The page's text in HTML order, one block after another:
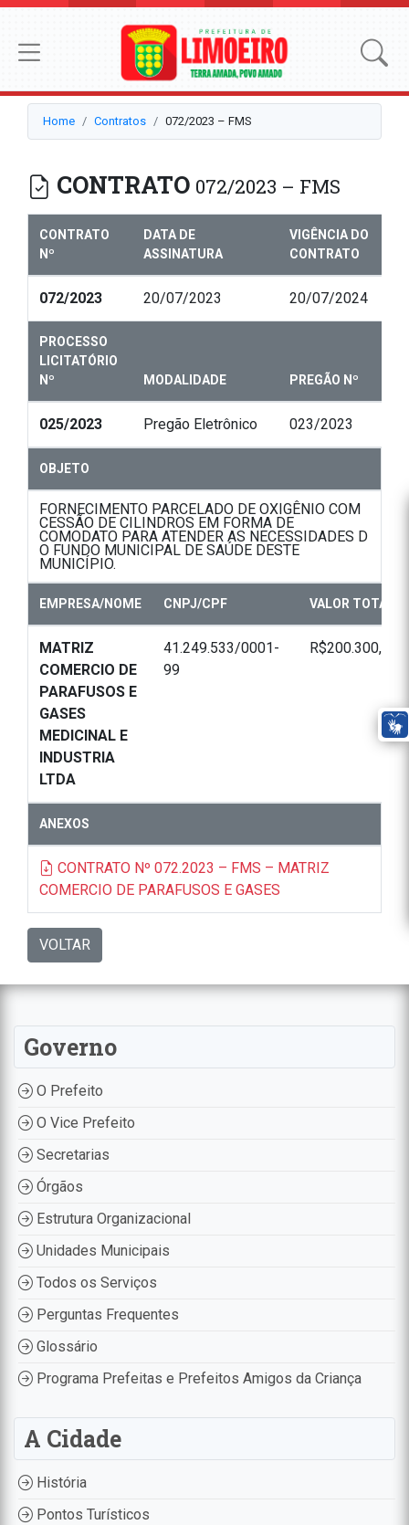
Home Contratos 072/2023 – FMS
CONTRATO 072/2023 – FMS
CONTRATO
Nº
DATA DE
ASSINATURA
VIGÊNCIA DO
CONTRATO
072/2023 20/07/2023 20/07/2024
PROCESSO
LICITATÓRIO
Nº
MODALIDADE PREGÃO Nº
025/2023 Pregão Eletrônico 023/2023
OBJETO
FORNECIMENTO PARCELADO DE OXIGÊNIO COM
CESSÃO DE CILINDROS EM FORMA DE
COMODATO PARA ATENDER AS NECESSIDADES D
O FUNDO MUNICIPAL DE SAÚDE DESTE
MUNICÍPIO.
EMPRESA/NOME CNPJ/CPF VALOR TOTAL
MATRIZ
COMERCIO DE
PARAFUSOS E
GASES
MEDICINAL E
INDUSTRIA
LTDA
41.249.533/0001-
99
R$200.300,00
ANEXOS
CONTRATO Nº 072.2023 – FMS – MATRIZ
COMERCIO DE PARAFUSOS E GASES
VOLTAR
Governo
O Prefeito
O Vice Prefeito
Secretarias
Órgãos
Estrutura Organizacional
Unidades Municipais
Todos os Serviços
Perguntas Frequentes
Glossário
Programa Prefeitas e Prefeitos Amigos da Criança
A Cidade
História
Pontos Turísticos